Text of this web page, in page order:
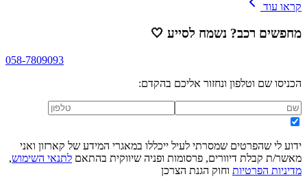
קראו עוד
מחפשים רכב? נשמח לסייע 🤍
058-7809093
הכניסו שם וטלפון ונחזור אליכם בהקדם:
ידוע לי שהפרטים שמסרתי לעיל ייכללו במאגרי המידע של קארזון ואני
מאשר/ת קבלת דיוורים, פרסומות ופניה שיווקית בהתאם לתנאי השימוש,
מדיניות הפרטיות וחוק הגנת הצרכן